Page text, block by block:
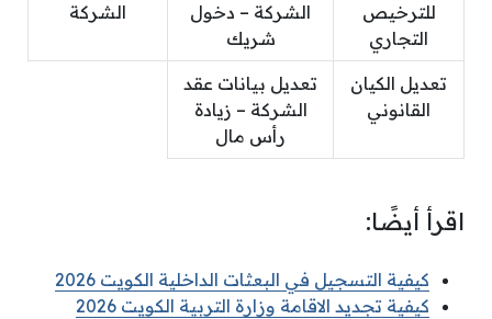
للترخيص
التجاري
الشركة – دخول
شريك
الشركة
تعديل الكيان
القانوني
تعديل بيانات عقد
الشركة – زيادة
رأس مال
اقرأ أيضًا:
كيفية التسجيل في البعثات الداخلية الكويت 2026
كيفية تجديد الاقامة وزارة التربية الكويت 2026